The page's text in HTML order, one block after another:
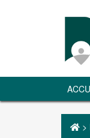
>